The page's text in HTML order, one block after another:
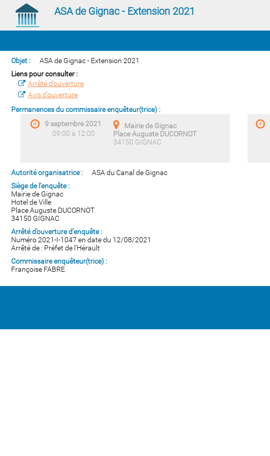
ASA de Gignac - Extension 2021
Objet :
ASA de Gignac - Extension 2021
Liens pour consulter :
Arrêté d’ouverture
Avis d’ouverture
Permanences du commissaire enquêteur(trice) :
9 septembre 2021
09:00 à 12:00
Mairie de Gignac
Place Auguste DUCORNOT
34150 GIGNAC
Autorité organisatrice :
ASA du Canal de Gignac
Siège de l'enquête :
Mairie de Gignac
Hotel de Ville
Place Auguste DUCORNOT
34150 GIGNAC
Arrêté d’ouverture d’enquête :
Numéro 2021-I-1047 en date du 12/08/2021
Arrêté de : Préfet de l'Hérault
Commissaire enquêteur(trice) :
Françoise FABRE